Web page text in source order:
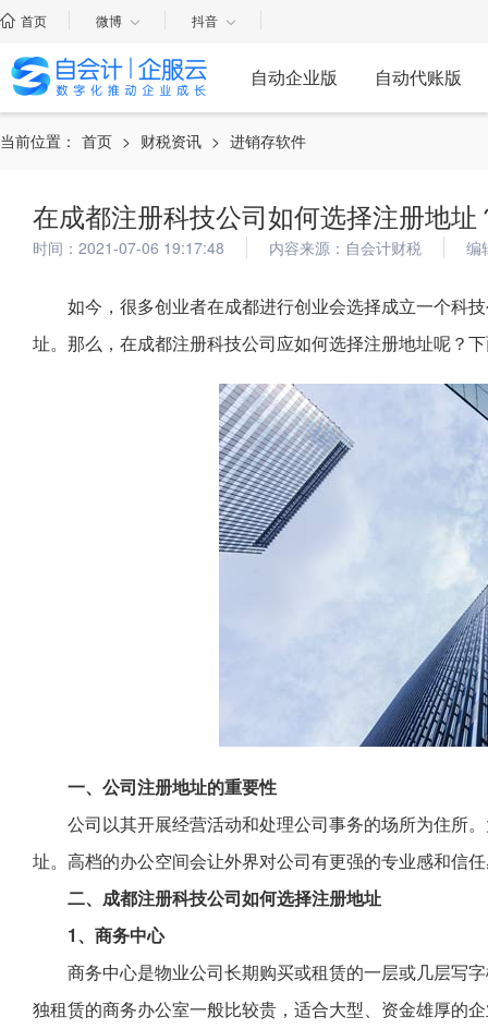
首页 微博 抖音
自动企业版 自动代账版
当前位置： 首页 > 财税资讯 > 进销存软件
在成都注册科技公司如何选择注册地址
时间：2021-07-06 19:17:48 内容来源：自会计财税 编
如今，很多创业者在成都进行创业会选择成立一个科
址。那么，在成都注册科技公司应如何选择注册地址呢？
一、公司注册地址的重要性
公司以其开展经营活动和处理公司事务的场所为住所
址。高档的办公空间会让外界对公司有更强的专业感和信
二、成都注册科技公司如何选择注册地址
1、商务中心
商务中心是物业公司长期购买或租赁的一层或几层写
独租赁的商务办公室一般比较贵，适合大型、资金雄厚的